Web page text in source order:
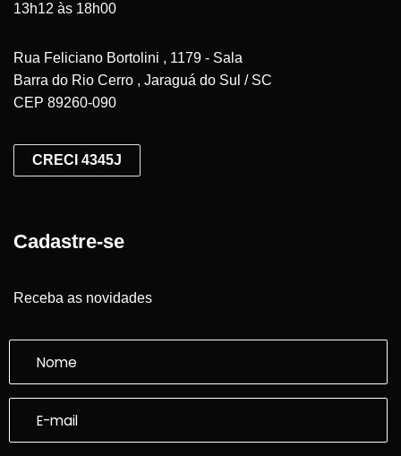
13h12 às 18h00
Rua Feliciano Bortolini , 1179 - Sala
Barra do Rio Cerro , Jaraguá do Sul / SC
CEP 89260-090
CRECI 4345J
Cadastre-se
Receba as novidades